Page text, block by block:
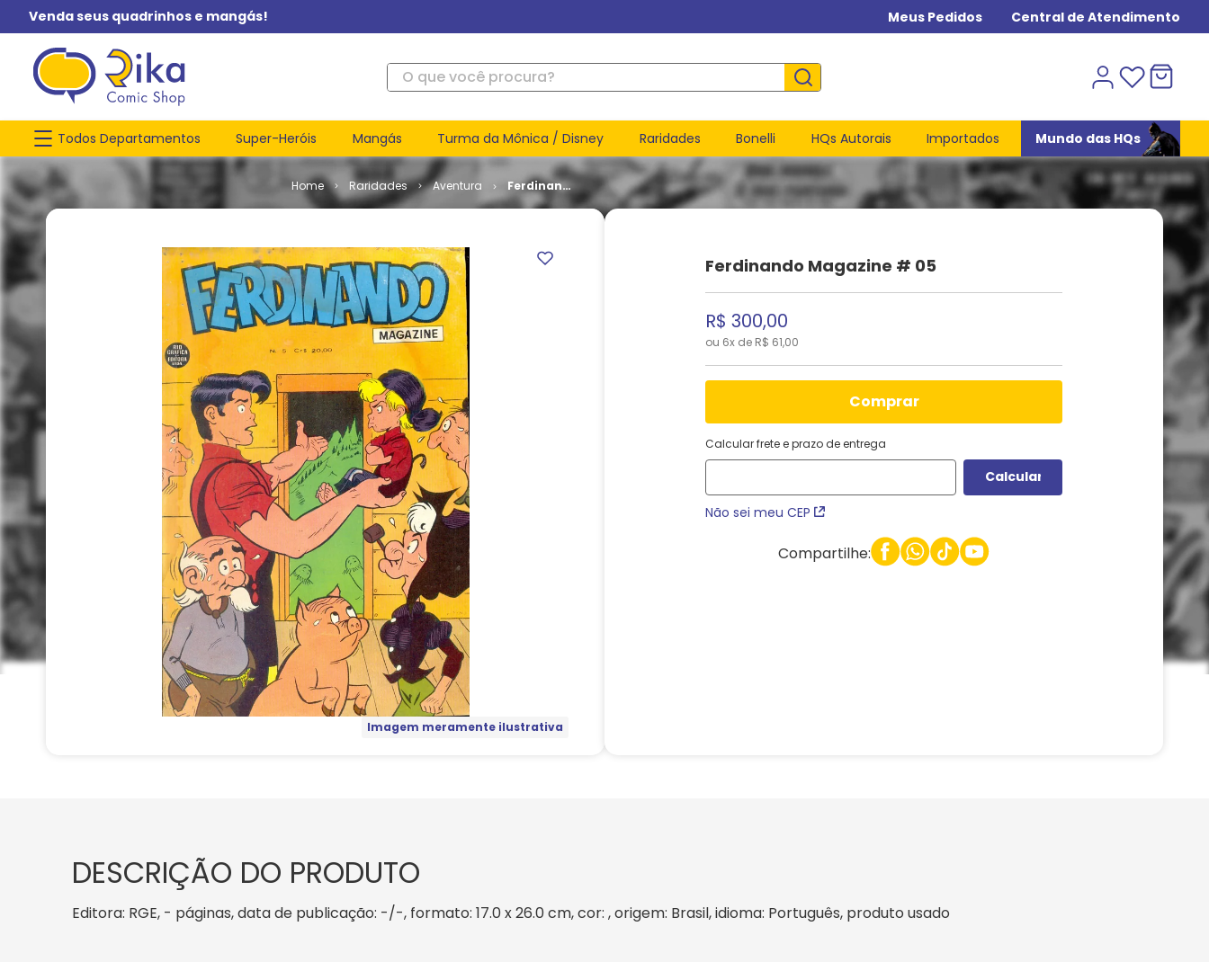
Venda seus quadrinhos e mangás! Meus Pedidos Central de Atendimento
O que você procura?
Todos Departamentos Super-Heróis Mangás Turma da Mônica / Disney Raridades Bonelli HQs Autorais Importados Mundo das HQs
Raridades Aventura
Ferdinando
Magazine
Imagem meramente ilustrativa
Ferdinando Magazine # 05
R$ 300,00
ou 6x de R$ 61,00
comprar
Calcular frete e prazo de entrega
Não sei meu CEP
Compartilhe:
DESCRIÇÃO DO PRODUTO
Editora: RGE, - páginas, data de publicação: -/-, formato: 17.0 x 26.0 cm, cor: , origem: Brasil, idioma: Português, produto usado